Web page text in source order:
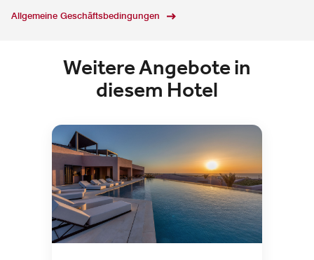
Allgemeine Geschäftsbedingungen
Weitere Angebote in
diesem Hotel